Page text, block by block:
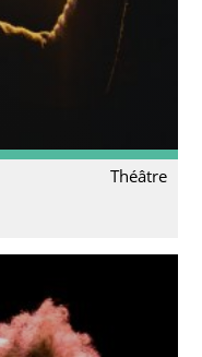
Théâtre